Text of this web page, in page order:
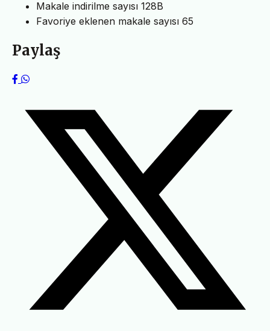
Makale indirilme sayısı 128B
Favoriye eklenen makale sayısı 65
Paylaş